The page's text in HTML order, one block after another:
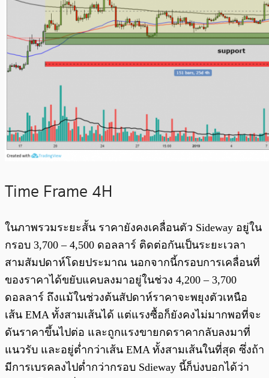
Time Frame 4H
ในภาพรวมระยะสั้น ราคายังคงเคลื่อนตัว Sideway อยู่ใน
กรอบ 3,700 – 4,500 ดอลลาร์ ติดต่อกันเป็นระยะเวลา
สามสัมปดาห์โดยประมาณ นอกจากนี้กรอบการเคลื่อนที่
ของราคาได้ขยับแคบลงมาอยู่ในช่วง 4,200 – 3,700
ดอลลาร์ ถึงแม้ในช่วงต้นสัปดาห์ราคาจะพยุงตัวเหนือ
เส้น EMA ทั้งสามเส้นได้ แต่แรงซื้อก็ยังคงไม่มากพอที่จะ
ดันราคาขึ้นไปต่อ และถูกแรงขายกดราคากลับลงมาที่
แนวรับ และอยู่ต่ำกว่าเส้น EMA ทั้งสามเส้นในที่สุด ซึ่งถ้า
มีการเบรคลงไปต่ำกว่ากรอบ Sdieway นี้ก็บ่งบอกได้ว่า